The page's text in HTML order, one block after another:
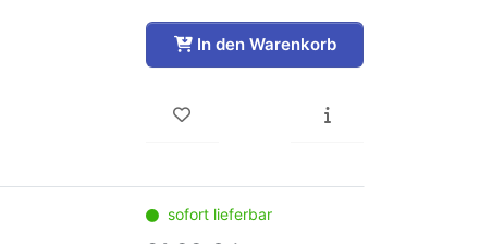
In den Warenkorb
sofort lieferbar